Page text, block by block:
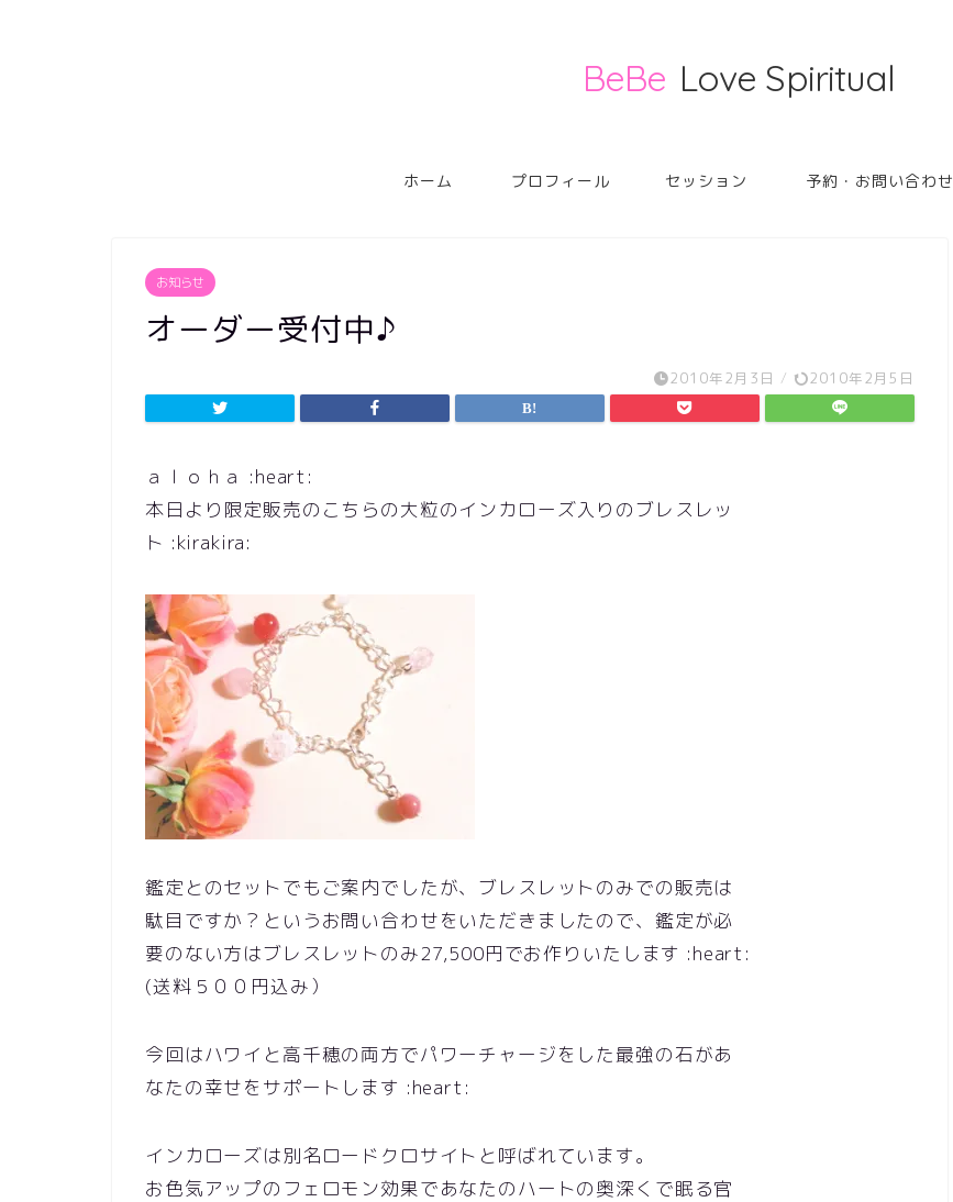
BeBe Love Spiritual
ホーム プロフィール セッション 予約・お問い合わせ
お知らせ
オーダー受付中♪
2010年2月3日 / 2010年2月5日
ａｌｏｈａ :heart:
本日より限定販売のこちらの大粒のインカローズ入りのブレスレッ
ト :kirakira:
鑑定とのセットでもご案内でしたが、ブレスレットのみでの販売は
駄目ですか？というお問い合わせをいただきましたので、鑑定が必
要のない方はブレスレットのみ27,500円でお作りいたします :heart:
(送料５００円込み）
今回はハワイと高千穂の両方でパワーチャージをした最強の石があ
なたの幸せをサポートします :heart:
インカローズは別名ロードクロサイトと呼ばれています。
お色気アップのフェロモン効果であなたのハートの奥深くで眠る官